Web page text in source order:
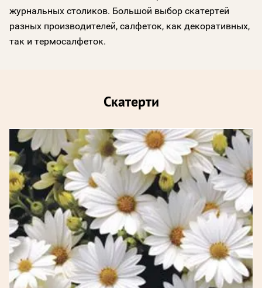
журнальных столиков. Большой выбор скатертей
разных производителей, салфеток, как декоративных,
так и термосалфеток.
Скатерти